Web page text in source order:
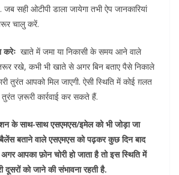
सही ओटीपी डाला जायेगा तभी ऐप जानकारियां
चालु करें.
खाते में जमा या निकासी के समय आने वाले
रखे, कभी भी खाते से अगर बिन बताए पैसे निकाले
तुरंत आपको मिल जाएगी. ऐसी स्थिति में कोई ग़लत
ज़रूरी कार्रवाई कर सकते हैं.
के साथ-साथ एसएमएस/इमेल को भी जोड़ा जा
बताने वाले एसएमएस को पढ़कर कुछ दिन बाद
आपका फ़ोन चोरी हो जाता है तो इस स्थिति में
को जाने की संभावना रहती है.